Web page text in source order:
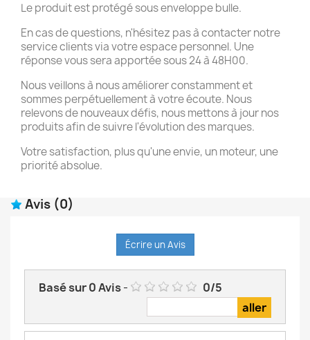
Le produit est protégé sous enveloppe bulle.
En cas de questions, n'hésitez pas à contacter notre
service clients via votre espace personnel. Une
réponse vous sera apportée sous 24 à 48H00.
Nous veillons à nous améliorer constamment et
sommes perpétuellement à votre écoute. Nous
relevons de nouveaux défis, nous mettons à jour nos
produits afin de suivre l'évolution des marques.
Votre satisfaction, plus qu'une envie, un moteur, une
priorité absolue.
Avis (0)
Écrire un Avis
Basé sur0Avis- 0/5